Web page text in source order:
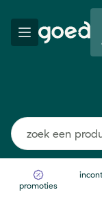
promoties